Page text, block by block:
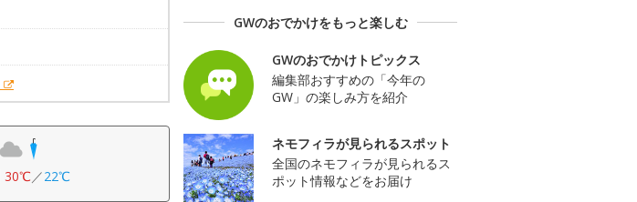
30℃／22℃
GWのおでかけをもっと楽しむ
GWのおでかけトピックス
編集部おすすめの「今年の
GW」の楽しみ方を紹介
ネモフィラが見られるスポット
全国のネモフィラが見られるス
ポット情報などをお届け